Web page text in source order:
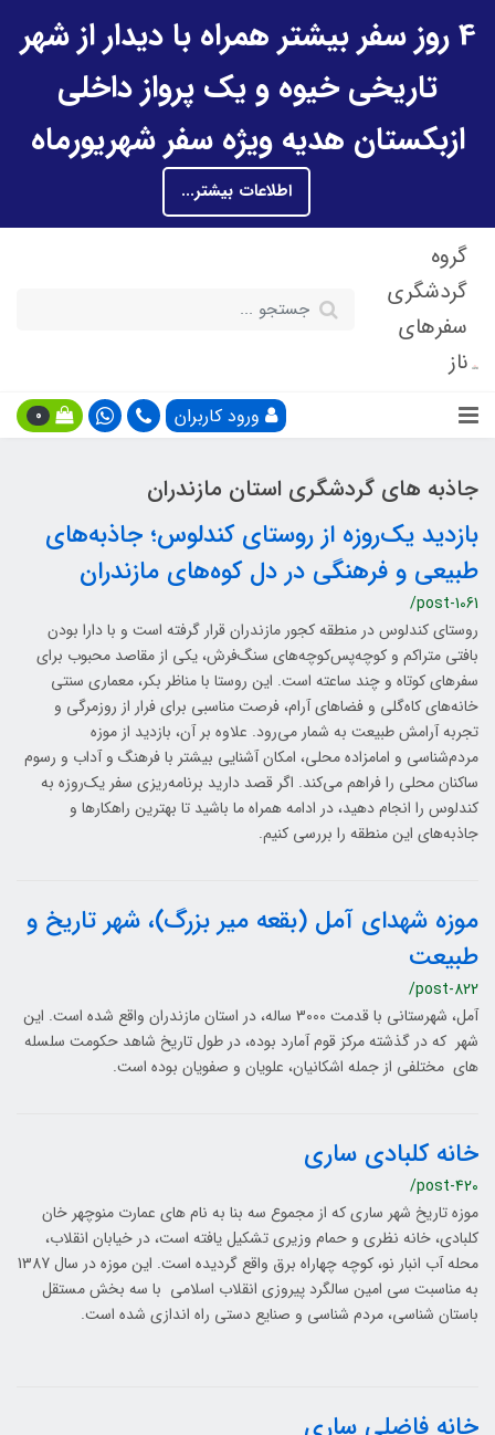
4 روز سفر بیشتر همراه با دیدار از شهر
تاریخی خیوه و یک پرواز داخلی
ازبکستان هدیه ویژه سفر شهریورماه
اطلاعات بیشتر...
گروه
گردشگری
سفرهای
ناز
ورود کاربران 0
جاذبه های گردشگری استان مازندران
بازدید یک‌روزه از روستای کندلوس؛ جاذبه‌های
طبیعی و فرهنگی در دل کوه‌های مازندران
/post-1061
روستای کندلوس در منطقه کجور مازندران قرار گرفته است و با دارا بودن
بافتی متراکم و کوچه‌پس‌کوچه‌های سنگ‌فرش، یکی از مقاصد محبوب برای
سفرهای کوتاه و چند ساعته است. این روستا با مناظر بکر، معماری سنتی
خانه‌های کاه‌گلی و فضاهای آرام، فرصت مناسبی برای فرار از روزمرگی و
تجربه آرامش طبیعت به شمار می‌رود. علاوه بر آن، بازدید از موزه
مردم‌شناسی و امامزاده محلی، امکان آشنایی بیشتر با فرهنگ و آداب و رسوم
ساکنان محلی را فراهم می‌کند. اگر قصد دارید برنامه‌ریزی سفر یک‌روزه به
کندلوس را انجام دهید، در ادامه همراه ما باشید تا بهترین راهکارها و
جاذبه‌های این منطقه را بررسی کنیم.
موزه شهدای آمل (بقعه میر بزرگ)، شهر تاریخ و
طبیعت
/post-822
آمل، شهرستانی با قدمت 3000 ساله، در استان مازندران واقع شده است. این
شهر که در گذشته مرکز قوم آمارد بوده، در طول تاریخ شاهد حکومت سلسله
های مختلفی از جمله اشکانیان، علویان و صفویان بوده است.
خانه کلبادی ساری
/post-420
موزه تاریخ شهر ساری که از مجموع سه بنا به نام های عمارت منوچهر خان
کلبادی، خانه نظری و حمام وزیری تشکیل یافته است، در خیابان انقلاب،
محله آب انبار نو، کوچه چهاراه برق واقع گردیده است. این موزه در سال 1387
به مناسبت سی امین سالگرد پیروزی انقلاب اسلامی با سه بخش مستقل
باستان شناسی، مردم شناسی و صنایع دستی راه اندازی شده است.
خانه فاضلی ساری